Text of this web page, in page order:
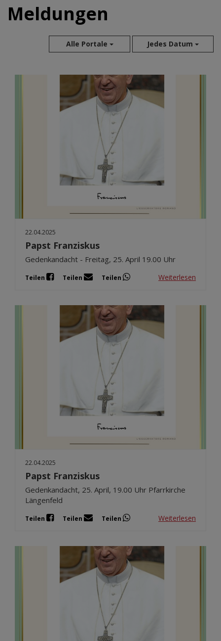
Meldungen
Alle Portale Jedes Datum
Aug 2026
Jul 2026
Jun 2026
Dez 2025
Okt 2025
22.04.2025
Papst Franziskus
Gedenkandacht - Freitag, 25. April 19.00 Uhr
Teilen Teilen Teilen Weiterlesen
22.04.2025
Papst Franziskus
Gedenkandacht, 25. April, 19.00 Uhr Pfarrkirche
Längenfeld
Teilen Teilen Teilen Weiterlesen